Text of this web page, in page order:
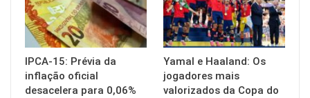
IPCA-15: Prévia da
inflação oficial
desacelera para 0,06%
Yamal e Haaland: Os
jogadores mais
valorizados da Copa do